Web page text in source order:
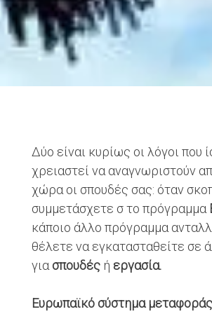
Δύο είναι κυρίως οι λόγοι που
χρειαστεί να αναγνωριστούν
χώρα οι σπουδές σας: όταν
συμμετάσχετε σ το πρόγραμμα
κάποιο άλλο πρόγραμμα
θέλετε να εγκατασταθείτε σε
γιασπουδέςή εργασία.
Ευρωπαϊκό σύστημα μεταφοράς